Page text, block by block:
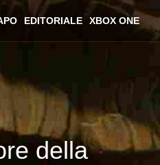
EDITORIALE XBOX ONE
della